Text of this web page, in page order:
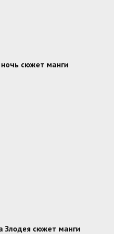
сюжет манги
Злодея сюжет манги